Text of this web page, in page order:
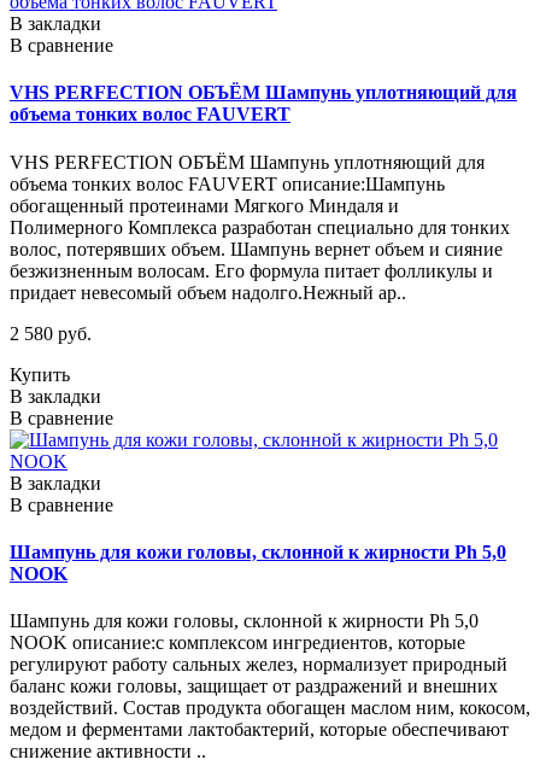
В закладки
В сравнение
VHS PERFECTION ОБЪЁМ Шампунь уплотняющий для
объема тонких волос FAUVERT
VHS PERFECTION ОБЪЁМ Шампунь уплотняющий для
объема тонких волос FAUVERT описание:Шампунь
обогащенный протеинами Мягкого Миндаля и
Полимерного Комплекса разработан специально для тонких
волос, потерявших объем. Шампунь вернет объем и сияние
безжизненным волосам. Его формула питает фолликулы и
придает невесомый объем надолго.Нежный ар..
2 580 руб.
Купить
В закладки
В сравнение
В закладки
В сравнение
Шампунь для кожи головы, склонной к жирности Ph 5,0
NOOK
Шампунь для кожи головы, склонной к жирности Ph 5,0
NOOK описание:с комплексом ингредиентов, которые
регулируют работу сальных желез, нормализует природный
баланс кожи головы, защищает от раздражений и внешних
воздействий. Состав продукта обогащен маслом ним, кокосом,
медом и ферментами лактобактерий, которые обеспечивают
снижение активности ..